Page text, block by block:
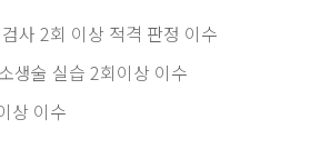
사 2회 이상 적격 판정 이수
생술 실습 2회이상 이수
상 이수